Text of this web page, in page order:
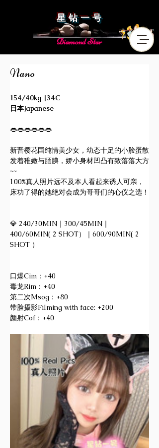
星 钻 一 号
Diamond Star
Nano
154/40kg |34C
日本Japanese
👄👄👄👄👄👄
新晋樱花国纯情美少女，幼态十足的小脸蛋散
发着稚嫩与腼腆，娇小身材凹凸有致落落大方
~~
100%真人照片远不及本人看起来诱人可亲，
床功了得的她绝对会成为哥哥们的心仪之选！
💎 240/30MIN｜300/45MIN｜
400/60MIN( 2 SHOT）｜600/90MIN( 2
SHOT ）
口爆Cim：+40
毒龙Rim：+40
第二次Msog：+80
带脸摄影Filming with face: +200
颜射Cof：+40